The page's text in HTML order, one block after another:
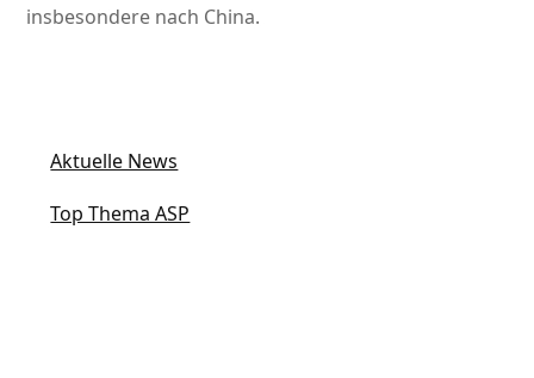
insbesondere nach China.
Aktuelle News
Top Thema ASP